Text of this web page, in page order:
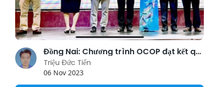
Đồng Nai: Chương trình OCOP đạt kết quả tích cực sau 4 năm triển khai thực hiện
Triệu Đức Tiến
06 Nov 2023